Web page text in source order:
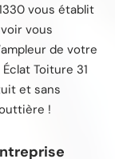
vous établit
vous
de votre
Toiture 31
et sans
!